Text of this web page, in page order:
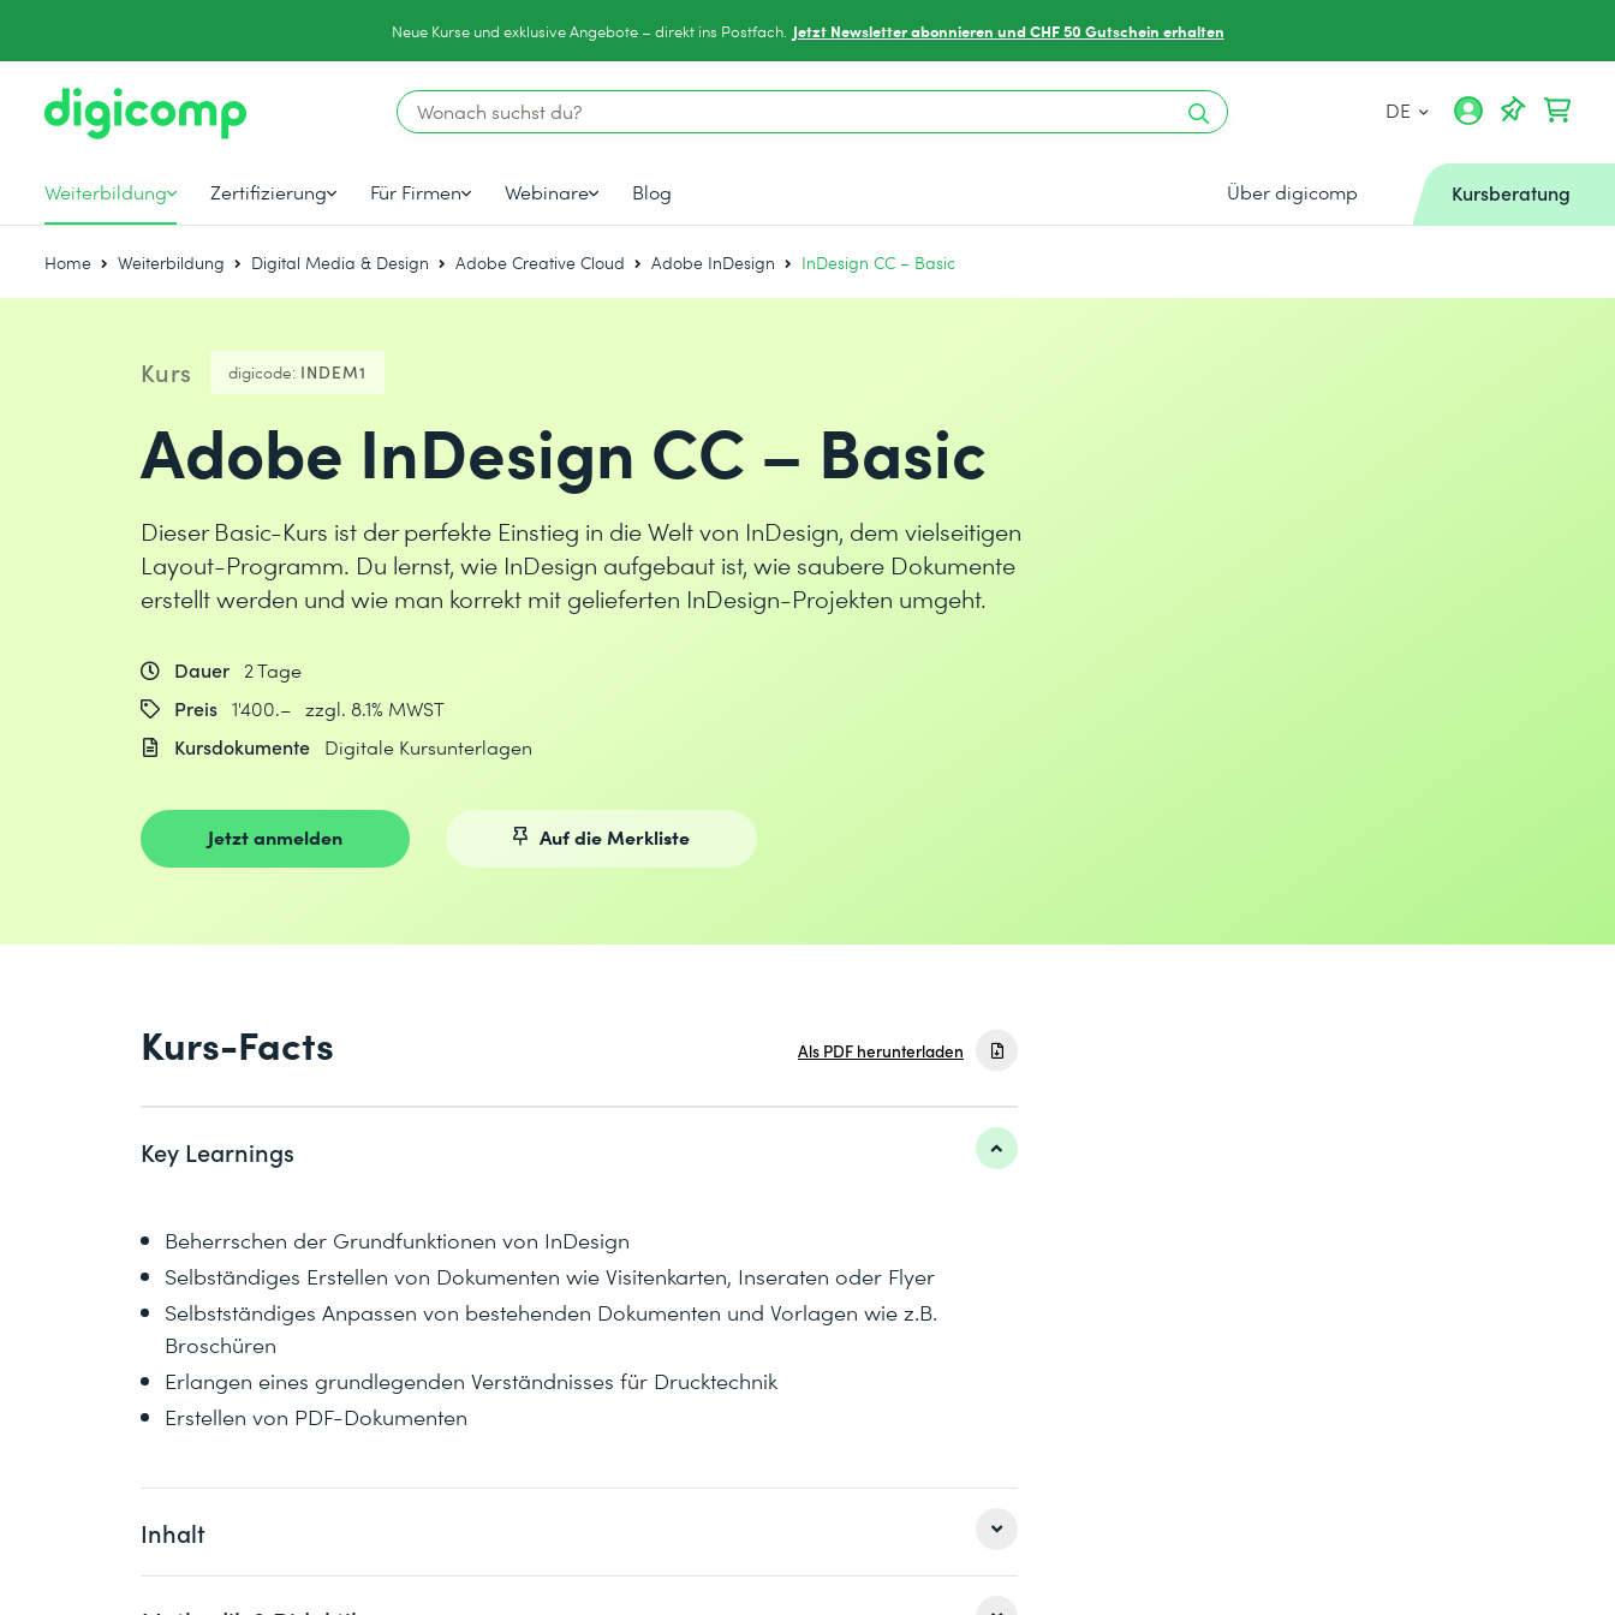
Neue Kurse und exklusive Angebote – direkt ins Postfach. Jetzt Newsletter abonnieren und CHF 50 Gutschein erhalten
DE
Weiterbildung Zertifizierung Für Firmen Webinare Blog Über digicomp Kursberatung
Home Weiterbildung Digital Media & Design Adobe Creative Cloud Adobe InDesign InDesign CC – Basic
Kurs digicode: INDEM1
Adobe InDesign CC – Basic
Dieser Basic-Kurs ist der perfekte Einstieg in die Welt von InDesign, dem vielseitigen
Layout-Programm. Du lernst, wie InDesign aufgebaut ist, wie saubere Dokumente
erstellt werden und wie man korrekt mit gelieferten InDesign-Projekten umgeht.
Dauer
2 Tage
Preis 1'400.– zzgl. 8.1% MWST
Kursdokumente
Digitale Kursunterlagen
Jetzt anmelden Auf die Merkliste
Kurs-Facts Als PDF herunterladen
Key Learnings
Beherrschen der Grundfunktionen von InDesign
Selbständiges Erstellen von Dokumenten wie Visitenkarten, Inseraten oder Flyer
Selbstständiges Anpassen von bestehenden Dokumenten und Vorlagen wie z.B.
Broschüren
Erlangen eines grundlegenden Verständnisses für Drucktechnik
Erstellen von PDF-Dokumenten
Inhalt